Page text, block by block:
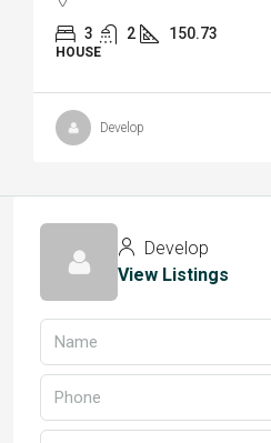
3 2 150.73
HOUSE
Develop
Develop
View Listings